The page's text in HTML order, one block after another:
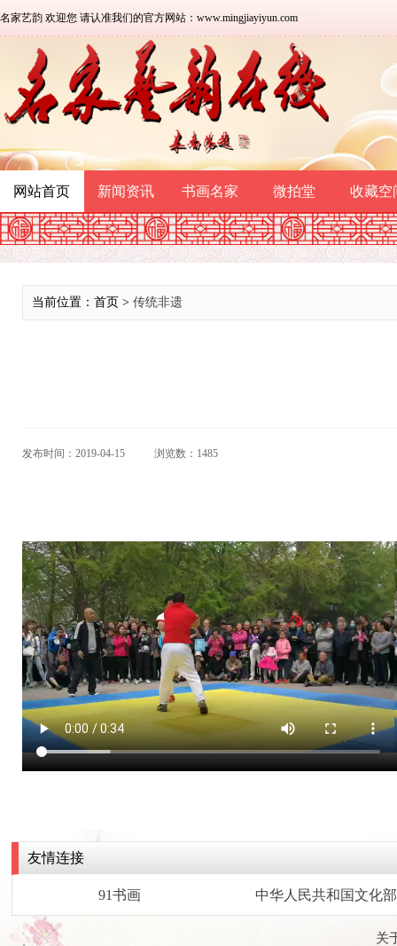
名家艺韵 欢迎您 请认准我们的官方网站：www.mingjiayiyun.com
网站首页 新闻资讯 书画名家 微拍堂 收藏空
当前位置：首页 > 传统非遗
发布时间：2019-04-15 浏览数：1485
友情连接
91书画 中华人民共和国文化部
关